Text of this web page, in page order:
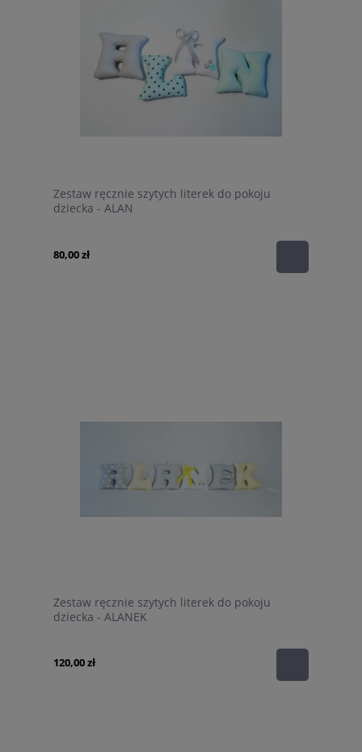
Zestaw ręcznie szytych literek do pokoju
dziecka - ALAN
80,00 zł
Zestaw ręcznie szytych literek do pokoju
dziecka - ALANEK
120,00 zł